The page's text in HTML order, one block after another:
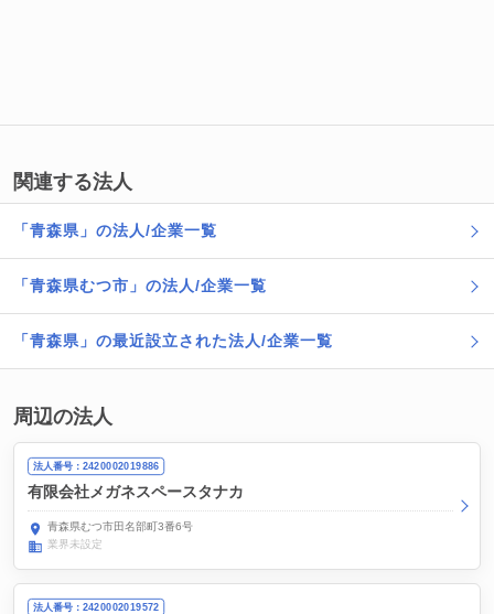
関連する法人
「青森県」の法人/企業一覧
「青森県むつ市」の法人/企業一覧
「青森県」の最近設立された法人/企業一覧
周辺の法人
法人番号：2420002019886
有限会社メガネスペースタナカ
青森県むつ市田名部町3番6号
業界未設定
法人番号：2420002019572